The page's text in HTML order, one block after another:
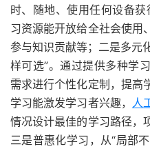
时、随地、使用任何设备
习资源能开放给全社会使用
参与知识贡献等；二是多元
样可选”。通过提供多种学
需求进行个性化定制，提高
学习能激发学习者兴趣， 人
情况设计最佳的学习路径，
三是普惠化学习，从“局部